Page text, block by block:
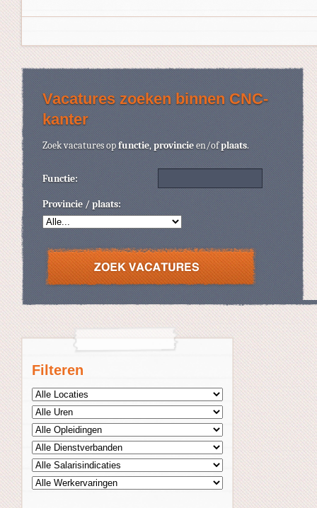
Filteren
Vacatures zoeken binnen CNC-
kanter
Zoek vacatures opfunctie,provincieen/ofplaats.
Functie:
Provincie / plaats: